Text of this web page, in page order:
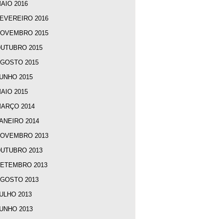
2016
2016
2015
2015
2015
2015
2015
2014
2014
2013
2013
2013
2013
2013
2013